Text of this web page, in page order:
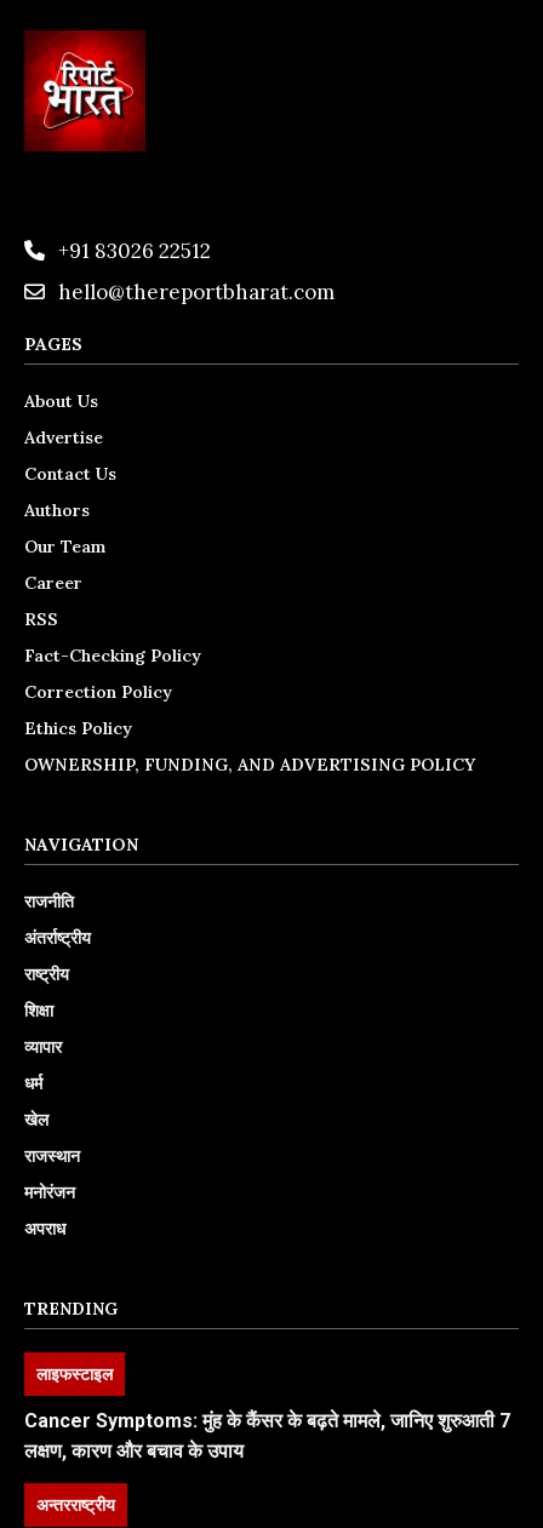
+91 83026 22512
hello@thereportbharat.com
PAGES
About Us
Advertise
Contact Us
Authors
Our Team
Career
RSS
Fact-Checking Policy
Correction Policy
Ethics Policy
OWNERSHIP, FUNDING, AND ADVERTISING POLICY
NAVIGATION
राजनीति
अंतर्राष्ट्रीय
राष्ट्रीय
शिक्षा
व्यापार
धर्म
खेल
राजस्थान
मनोरंजन
अपराध
TRENDING
लाइफस्टाइल
Cancer Symptoms: मुंह के कैंसर के बढ़ते मामले, जानिए शुरुआती 7
लक्षण, कारण और बचाव के उपाय
अन्तरराष्ट्रीय